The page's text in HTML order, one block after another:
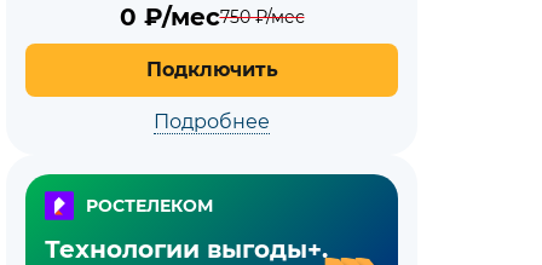
0 ₽/мес750₽/мес
Подключить
Подробнее
РОСТЕЛЕКОМ
Технологии выгоды+.